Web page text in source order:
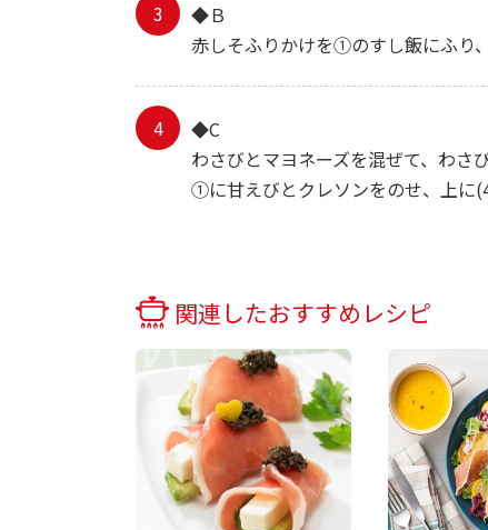
◆Ｂ
赤しそふりかけを①のすし飯にふり
◆C
わさびとマヨネーズを混ぜて、わさ
①に甘えびとクレソンをのせ、上に
関連したおすすめレシピ